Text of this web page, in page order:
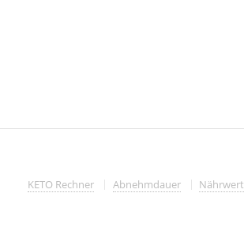
KETO Rechner Abnehmdauer Nährwert